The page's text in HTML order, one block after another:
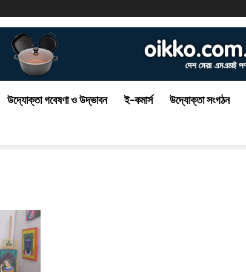
উদ্যোক্তা গবেষণা ও উদ্ভাবন ই-কমার্স উদ্যোক্তা সংগঠন